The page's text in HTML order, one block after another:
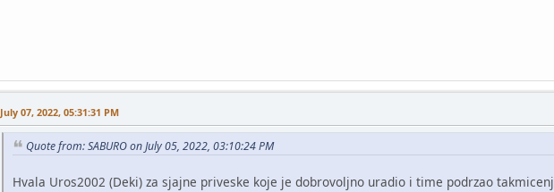
July 07, 2022, 05:31:31 PM
Quote from: SABURO on July 05, 2022, 03:10:24 PM
Hvala Uros2002 (Deki) za sjajne priveske koje je dobrovoljno uradio i time podrzao